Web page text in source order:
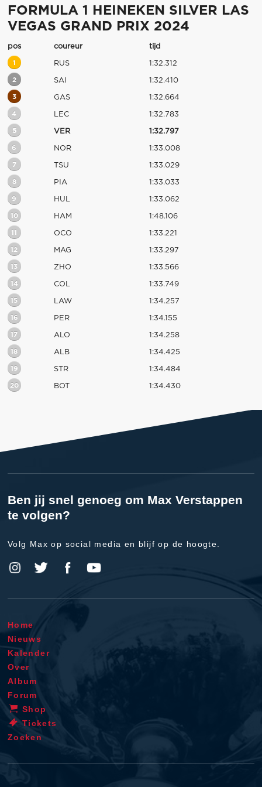
FORMULA 1 HEINEKEN SILVER LAS
VEGAS GRAND PRIX 2024
pos coureur tijd
1 RUS 1:32.312
2 SAI 1:32.410
3 GAS 1:32.664
4 LEC 1:32.783
5 VER 1:32.797
6 NOR 1:33.008
7 TSU 1:33.029
8 PIA 1:33.033
9 HUL 1:33.062
10 HAM 1:48.106
11 OCO 1:33.221
12 MAG 1:33.297
13 ZHO 1:33.566
14 COL 1:33.749
15 LAW 1:34.257
16 PER 1:34.155
17 ALO 1:34.258
18 ALB 1:34.425
19 STR 1:34.484
20 BOT 1:34.430
Ben jij snel genoeg om Max Verstappen
te volgen?
Volg Max op social media en blijf op de hoogte.
Home
Nieuws
Kalender
Over
Album
Forum
Shop
Tickets
Zoeken